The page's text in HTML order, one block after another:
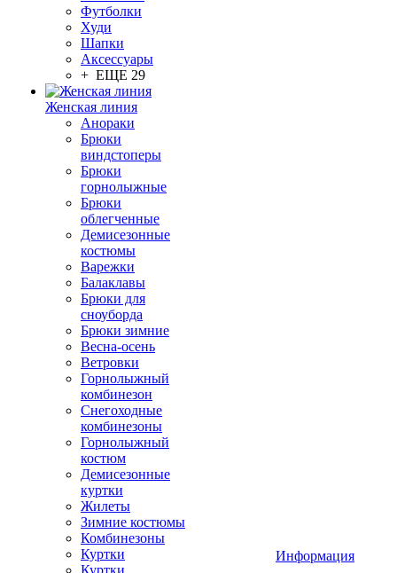
Футболки
Худи
Шапки
Аксессуары
+ ЕЩЕ 29
Женская линия
Анораки
Брюки
виндстоперы
Брюки
горнолыжные
Брюки
облегченные
Демисезонные
костюмы
Варежки
Балаклавы
Брюки для
сноуборда
Брюки зимние
Весна-осень
Ветровки
Горнолыжный
комбинезон
Снегоходные
комбинезоны
Горнолыжный
костюм
Демисезонные
куртки
Жилеты
Зимние костюмы
Комбинезоны
Куртки
Куртки
Информация